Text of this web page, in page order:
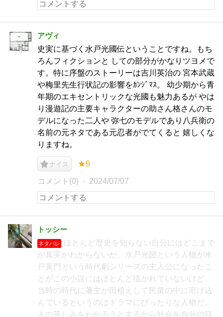
アヴィ
史実に基づく水戸光國伝ということですね。もち
ろんフィクションと しての部分がかなりツヨメで
す。特に序盤のストーリーは吉川英治の 宮本武蔵
や梅里先生行状記の影響をｶﾝｼﾞﾏｽ。 幼少期から青
年期のエキセントリックな光國も魅力あるが やは
り漫遊記の主要キャラクターの助さん格さんのモ
デルになった二人や 弥七のモデルであり八兵衛の
名前の元ネタである元忍者がでてくると 嬉しくな
りますね。
ナイス ★9
コメント(0) 2024/07/07
トッシー
ネタバレ
ほとんど歴史を知らない自分にはどこまで
が真実かわからないが、水戸光圀という人物が水
戸黄門という時代劇シリーズの主人公になったこ
とがこの小説にはほとんど描かれていないけど、
当時の時代に藩主が田植えして民衆の中に溶け込
んでいるというのはドラマにぴったりな人物だ。
人の苦しみをわかろうとするから社会を自分の目